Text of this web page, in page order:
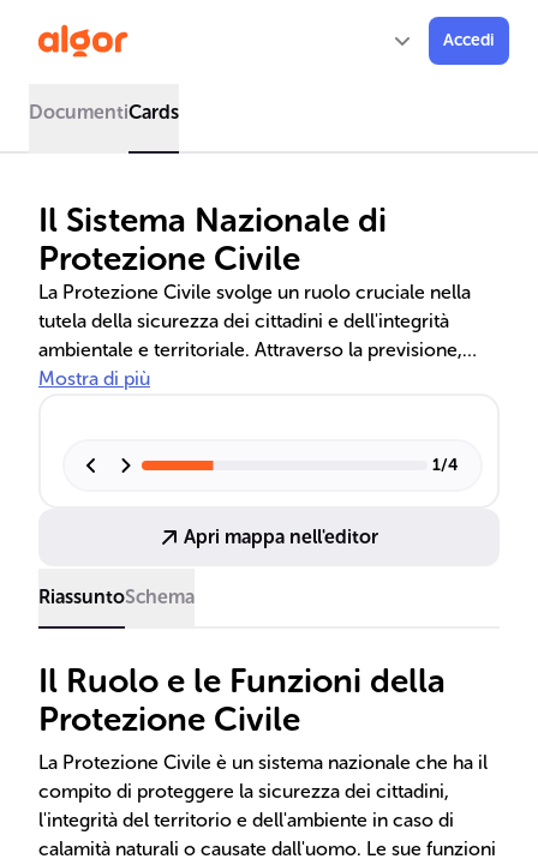
Accedi
DocumentiCards
Il Sistema Nazionale di
Protezione Civile
La Protezione Civile svolge un ruolo cruciale nella
tutela della sicurezza dei cittadini e dell'integrità
ambientale e territoriale. Attraverso la previsione,
prevenzione, gestione delle emergenze e
della collaborazione tra enti e volontariato.
Mostra di più
1/4
Apri mappa nell'editor
RiassuntoSchema
Il Ruolo e le Funzioni della
Protezione Civile
La Protezione Civile è un sistema nazionale che ha il
compito di proteggere la sicurezza dei cittadini,
l'integrità del territorio e dell'ambiente in caso di
calamità naturali o causate dall'uomo. Le sue funzioni